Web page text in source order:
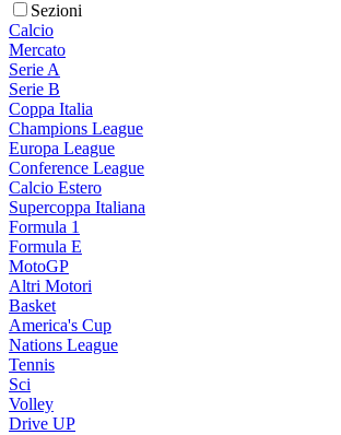
Sezioni
Calcio
Mercato
Serie A
Serie B
Coppa Italia
Champions League
Europa League
Conference League
Calcio Estero
Supercoppa Italiana
Formula 1
Formula E
MotoGP
Altri Motori
Basket
America's Cup
Nations League
Tennis
Sci
Volley
Drive UP